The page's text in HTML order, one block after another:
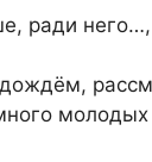
ради